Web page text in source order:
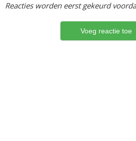
Reacties worden eerst gekeurd